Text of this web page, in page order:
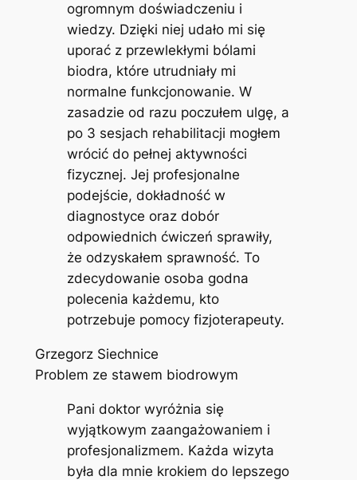
ogromnym doświadczeniu i
wiedzy. Dzięki niej udało mi się
uporać z przewlekłymi bólami
biodra, które utrudniały mi
normalne funkcjonowanie. W
zasadzie od razu poczułem ulgę, a
po 3 sesjach rehabilitacji mogłem
wrócić do pełnej aktywności
fizycznej. Jej profesjonalne
podejście, dokładność w
diagnostyce oraz dobór
odpowiednich ćwiczeń sprawiły,
że odzyskałem sprawność. To
zdecydowanie osoba godna
polecenia każdemu, kto
potrzebuje pomocy fizjoterapeuty.
Grzegorz Siechnice
Problem ze stawem biodrowym
Pani doktor wyróżnia się
wyjątkowym zaangażowaniem i
profesjonalizmem. Każda wizyta
była dla mnie krokiem do lepszego